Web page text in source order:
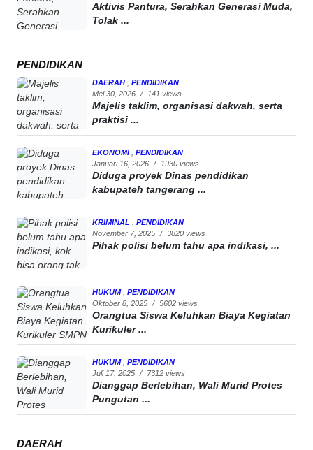
Aktivis Pantura, Serahkan Generasi Muda,
Tolak ...
PENDIDIKAN
DAERAH
PENDIDIKAN
Mei 30, 2026 / 141 views
Majelis taklim, organisasi dakwah, serta
praktisi ...
EKONOMI
PENDIDIKAN
Januari 16, 2026 / 1930 views
Diduga proyek Dinas pendidikan
kabupateh tangerang ...
KRIMINAL
PENDIDIKAN
November 7, 2025 / 3820 views
Pihak polisi belum tahu apa indikasi, ...
HUKUM
PENDIDIKAN
Oktober 8, 2025 / 5602 views
Orangtua Siswa Keluhkan Biaya Kegiatan
Kurikuler ...
HUKUM
PENDIDIKAN
Juli 17, 2025 / 7312 views
Dianggap Berlebihan, Wali Murid Protes
Pungutan ...
DAERAH